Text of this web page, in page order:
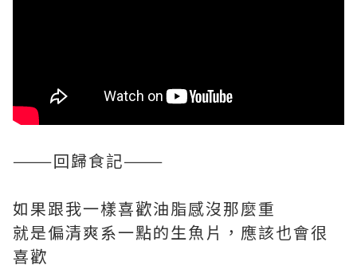
———回歸食記———
如果跟我一樣喜歡油脂感沒那麼重
就是偏清爽系一點的生魚片，應該也會很
喜歡